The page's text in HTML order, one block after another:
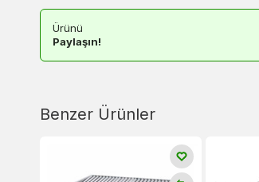
Ürünü
Paylaşın!
Benzer Ürünler